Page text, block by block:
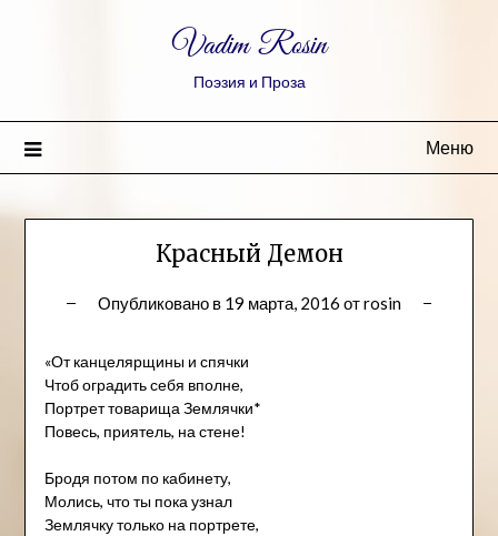
Vadim Rosin
Поэзия и Проза
Меню
Красный Демон
Опубликовано в 19 марта, 2016 отrosin
«От канцелярщины и спячки
Чтоб оградить себя вполне,
Портрет товарища Землячки*
Повесь, приятель, на стене!
Бродя потом по кабинету,
Молись, что ты пока узнал
Землячку только на портрете,